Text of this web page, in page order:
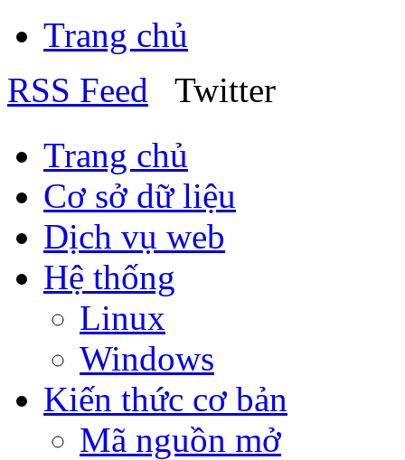
Trang chủ
RSS Feed Twitter
Trang chủ
Cơ sở dữ liệu
Dịch vụ web
Hệ thống
Linux
Windows
Kiến thức cơ bản
Mã nguồn mở